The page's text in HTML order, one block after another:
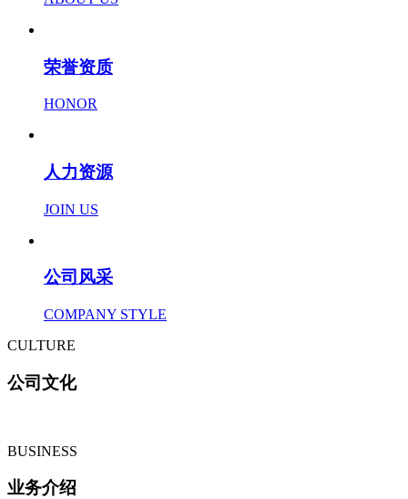
荣誉资质
HONOR
人力资源
JOIN US
公司风采
COMPANY STYLE
CULTURE
公司文化
BUSINESS
业务介绍